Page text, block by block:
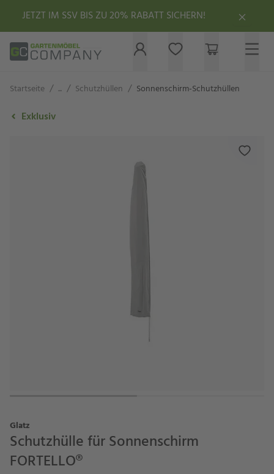
JETZT IM SSV BIS ZU 20% RABATT SICHERN!
Startseite / ... / Schutzhüllen / Sonnenschirm-Schutzhüllen
Exklusiv
Glatz
Schutzhülle für Sonnenschirm
FORTELLO®